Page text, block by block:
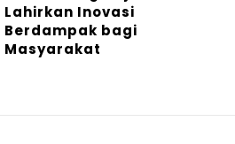
Lahirkan Inovasi
Berdampak bagi
Masyarakat